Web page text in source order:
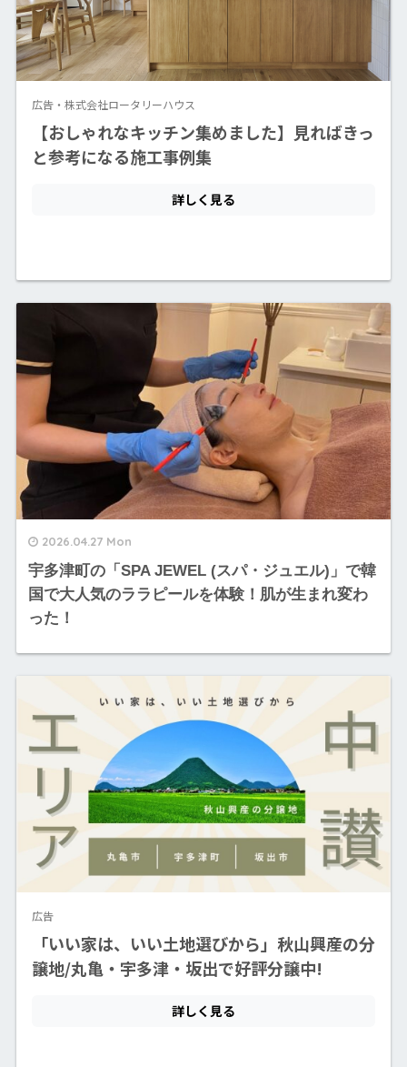
2026.04.27 Mon
宇多津町の「SPA JEWEL (スパ・ジュエル)」で韓
国で大人気のララピールを体験！肌が生まれ変わ
った！